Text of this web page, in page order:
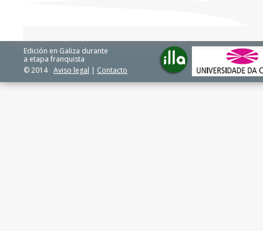
Edición en Galiza durante
a etapa franquista
© 2014 Aviso legal | Contacto